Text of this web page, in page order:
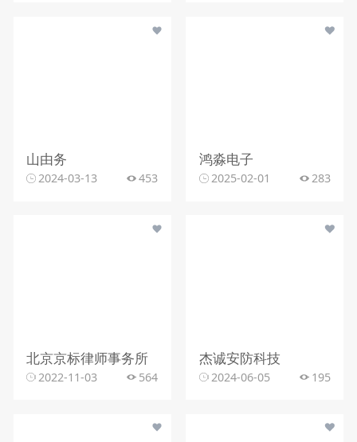
山由务
2024-03-13 453
鸿淼电子
2025-02-01 283
北京京标律师事务所
2022-11-03 564
杰诚安防科技
2024-06-05 195